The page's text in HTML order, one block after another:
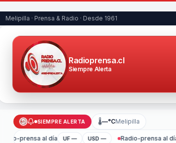
Melipilla · Prensa & Radio · Desde 1961
Radioprensa.cl
Siempre Alerta
SIEMPRE ALERTA 🌡—°CMelipilla
Radio-prensa al día UF — USD — Radio-prensa al día